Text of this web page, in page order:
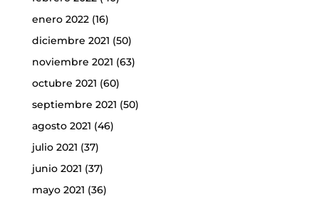
enero 2022(16)
diciembre 2021 (50)
noviembre 2021 (63)
octubre 2021 (60)
septiembre 2021 (50)
agosto 2021 (46)
julio 2021 (37)
junio 2021 (37)
mayo 2021 (36)